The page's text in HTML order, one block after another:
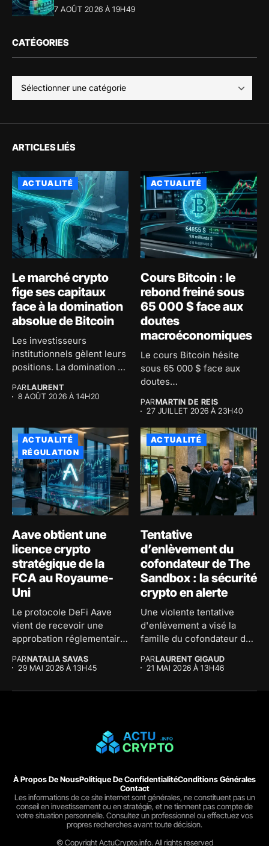
7 AOÛT 2026 À 19H49
CATÉGORIES
ARTICLES LIÉS
ACTUALITÉ
Le marché crypto
fige ses capitaux
face à la domination
absolue de Bitcoin
Les investisseurs
institutionnels gèlent leurs
positions. La domination de
PARLAURENT
8 AOÛT 2026 À 14H20
ACTUALITÉ
Cours Bitcoin : le
rebond freiné sous
65 000 $ face aux
doutes
macroéconomiques
Le cours Bitcoin hésite
sous 65 000 $ face aux
doutes
PARMARTIN DE REIS
27 JUILLET 2026 À 23H40
ACTUALITÉ
RÉGULATION
Aave obtient une
licence crypto
stratégique de la
FCA au Royaume-
Uni
Le protocole DeFi Aave
vient de recevoir une
approbation réglementaire
PARNATALIA SAVAS
29 MAI 2026 À 13H45
ACTUALITÉ
Tentative
d’enlèvement du
cofondateur de The
Sandbox : la sécurité
crypto en alerte
Une violente tentative
d'enlèvement a visé la
famille du cofondateur de
PARLAURENT GIGAUD
21 MAI 2026 À 13H46
À Propos De NousPolitique De ConfidentialitéConditions Générales
Contact
Les informations de ce site internet sont générales, ne constituent pas un
conseil en investissement ou en stratégie, et ne tiennent pas compte de
votre situation personnelle. Consultez un professionnel ou effectuez vos
propres recherches avant toute décision.
© Copyright ActuCrypto.info. All rights reserved